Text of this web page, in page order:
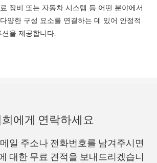
장비 또는 자동차 시스템 등 어떤 분야에서
양한 구성 요소를 연결하는 데 있어 안정적
을 제공합니다.
에게 연락하세요
일 주소나 전화번호를 남겨주시면
대한 무료 견적을 보내드리겠습니